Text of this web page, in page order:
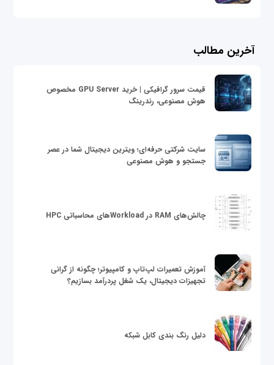
آخرین مطالب
قیمت سرور گرافیکی | خرید GPU Server مخصوص
هوش مصنوعی، رندرینگ
سایت شرکتی حرفه‌ای؛ ویترین دیجیتال شما در عصر
جستجو و هوش مصنوعی
چالش‌های RAM در Workloadهای محاسباتی HPC
آموزش تعمیرات لپ‌تاپ و کامپیوتر؛ چگونه از گرانی
تجهیزات دیجیتال، یک شغل پردرآمد بسازیم؟
دلیل رنگ بندی کابل شبکه